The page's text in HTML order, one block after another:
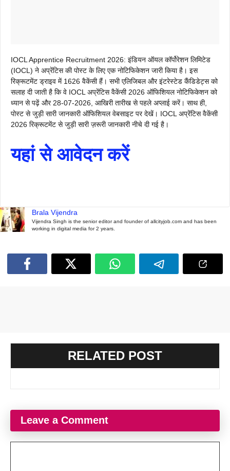
IOCL Apprentice Recruitment 2026: इंडियन ऑयल कॉर्पोरेशन लिमिटेड
(IOCL) ने अप्रेंटिस की पोस्ट के लिए एक नोटिफिकेशन जारी किया है। इस
रिक्रूटमेंट ड्राइव में 1626 वैकेंसी हैं। सभी एलिजिबल और इंटरेस्टेड कैंडिडेट्स को
सलाह दी जाती है कि वे IOCL अप्रेंटिस वैकेंसी 2026 ऑफिशियल नोटिफिकेशन को
ध्यान से पढ़ें और 28-07-2026, आखिरी तारीख से पहले अप्लाई करें। साथ ही,
पोस्ट से जुड़ी सारी जानकारी ऑफिशियल वेबसाइट पर देखें। IOCL अप्रेंटिस वैकेंसी
2026 रिक्रूटमेंट से जुड़ी सारी ज़रूरी जानकारी नीचे दी गई है।
यहां से आवेदन करें
Brala Vijendra
Vijendra Singh is the senior editor and founder of allcityjob.com and has been
working in digital media for 2 years.
RELATED POST
Leave a Comment